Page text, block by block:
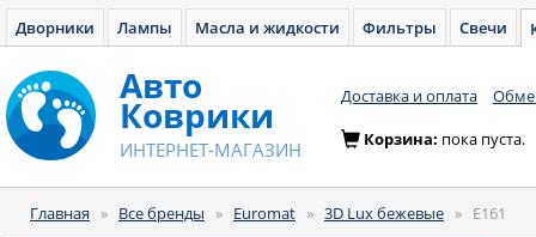
Дворники Лампы Масла и жидкости Фильтры Свечи
Авто
Коврики
ИНТЕРНЕТ-МАГАЗИН
Доставка и оплата
Корзина: пока пуста.
Главная » Все бренды » Euromat » 3D Lux бежевые » E161